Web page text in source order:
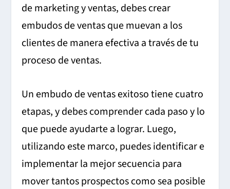
de marketing y ventas, debes crear
embudos de ventas que muevan a los
clientes de manera efectiva a través de tu
proceso de ventas.
Un embudo de ventas exitoso tiene cuatro
etapas, y debes comprender cada paso y lo
que puede ayudarte a lograr. Luego,
utilizando este marco, puedes identificar e
implementar la mejor secuencia para
mover tantos prospectos como sea posible